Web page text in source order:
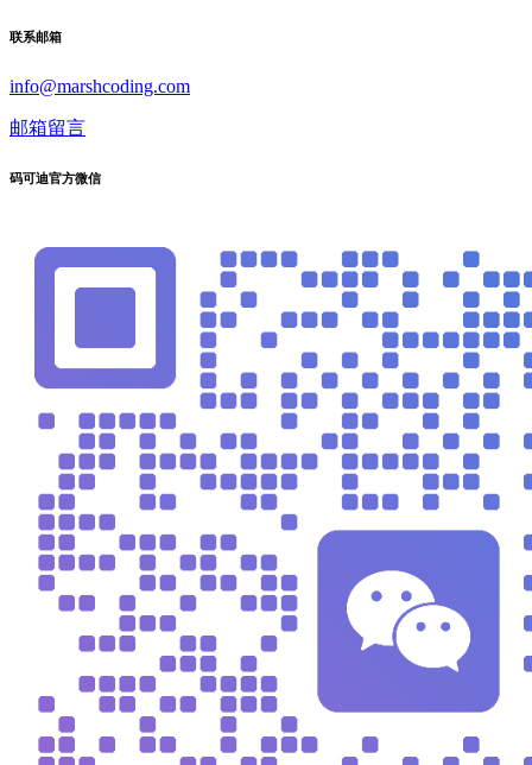
联系邮箱
info@marshcoding.com
邮箱留言
码可迪官方微信